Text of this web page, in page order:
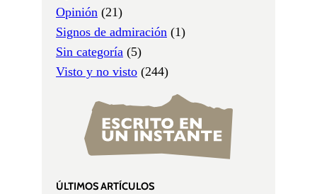
Opinión (21)
Signos de admiración (1)
Sin categoría (5)
Visto y no visto (244)
ÚLTIMOS ARTÍCULOS